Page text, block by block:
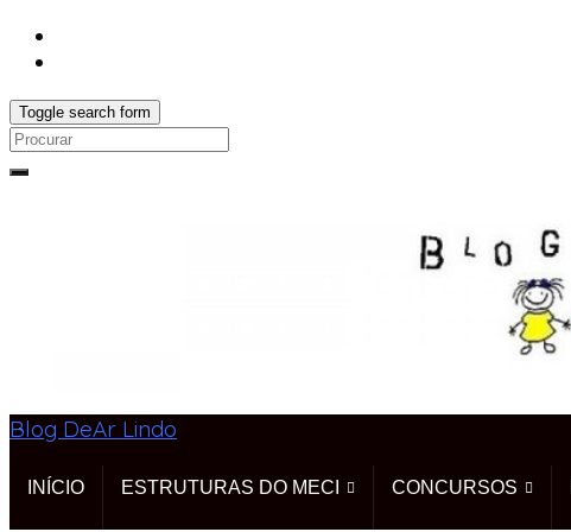
Toggle search form
Search
Blog DeAr Lindo
INÍCIO ESTRUTURAS DO MECI CONCURSOS